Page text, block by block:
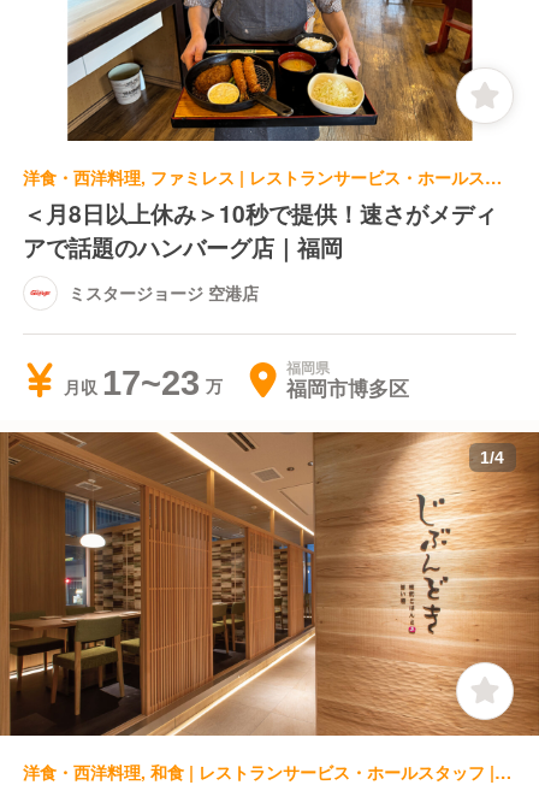
洋食・西洋料理, ファミレス | レストランサービス・ホールスタッフ | ミスタージョージ 空港店
＜月8日以上休み＞10秒で提供！速さがメディ
アで話題のハンバーグ店｜福岡
ミスタージョージ 空港店
月収 17~23 福岡県
福岡市博多区
1/4
洋食・西洋料理, 和食 | レストランサービス・ホールスタッフ | じぶんどき 博多筑紫口店